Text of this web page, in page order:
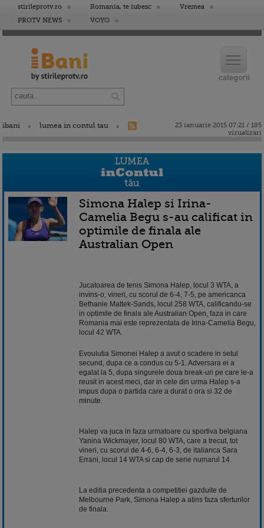
stirileprotv.ro Romania, te iubesc
Vremea
PROTV NEWS
VOYO
ibani lumea in contul tau
23 ianuarie 2015 07:21 / 185
vizualizari
Simona Halep si Irina-
Camelia Begu s-au calificat in
optimile de finala ale
Australian Open
Jucatoarea de tenis Simona Halep, locul 3 WTA, a
invins-o, vineri, cu scorul de 6-4, 7-5, pe americanca
Bethanie Mattek-Sands, locul 258 WTA, calificandu-se
in optimile de finala ale Australian Open, faza in care
Romania mai este reprezentata de Irina-Camelia Begu,
locul 42 WTA.
Evoulutia Simonei Halep a avut o scadere in setul
secund, dupa ce a condus cu 5-1. Adversara ei a
egalat la 5, dupa singurele doua break-uri pe care le-a
reusit in acest meci, dar in cele din urma Halep s-a
impus dupa o partida care a durat o ora si 32 de
minute.
Halep va juca in faza urmatoare cu sportiva belgiana
Yanina Wickmayer, locul 80 WTA, care a trecut, tot
vineri, cu scorul de 4-6, 6-4, 6-3, de italianca Sara
Errani, locul 14 WTA si cap de serie numarul 14.
La editia precedenta a competitiei gazduite de
Melbourne Park, Simona Halep a atins faza sferturilor
de finala.